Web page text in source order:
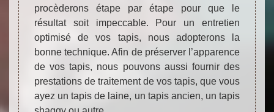
procèderons étape par étape pour que le
résultat soit impeccable. Pour un entretien
optimisé de vos tapis, nous adopterons la
bonne technique. Afin de préserver l’apparence
de vos tapis, nous pouvons aussi fournir des
prestations de traitement de vos tapis, que vous
ayez un tapis de laine, un tapis ancien, un tapis